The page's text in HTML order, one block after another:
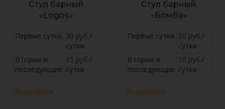
Стул барный
«Logos»
Первые сутки 30 руб./
сутки
Вторые и
последующие
15 руб./
сутки
Подробнее
Стул барный
«Бомба»
Первые сутки 20 руб./
сутки
Вторые и
последующие
10 руб./
сутки
Подробнее